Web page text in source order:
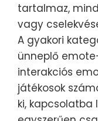
tartalmaz,
vagy
A gyakori
ünneplő
interakciós
játékosok
ki, kapcsolatba